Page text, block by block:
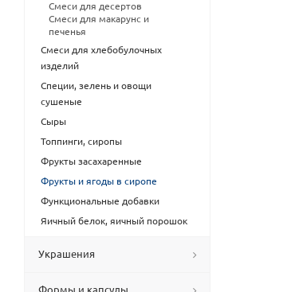
Смеси для десертов
Смеси для макарунс и
печенья
Смеси для хлебобулочных
изделий
Специи, зелень и овощи
сушеные
Сыры
Топпинги, сиропы
Фрукты засахаренные
Фрукты и ягоды в сиропе
Функциональные добавки
Яичный белок, яичный порошок
Украшения
Формы и капсулы